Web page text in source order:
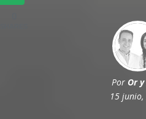
Por Or
15 junio,